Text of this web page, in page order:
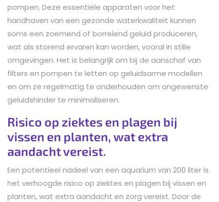
pompen. Deze essentiële apparaten voor het
handhaven van een gezonde waterkwaliteit kunnen
soms een zoemend of borrelend geluid produceren,
wat als storend ervaren kan worden, vooral in stille
omgevingen. Het is belangrijk om bij de aanschaf van
filters en pompen te letten op geluidsarme modellen
en om ze regelmatig te onderhouden om ongewenste
geluidshinder te minimaliseren.
Risico op ziektes en plagen bij
vissen en planten, wat extra
aandacht vereist.
Een potentieel nadeel van een aquarium van 200 liter is
het verhoogde risico op ziektes en plagen bij vissen en
planten, wat extra aandacht en zorg vereist. Door de